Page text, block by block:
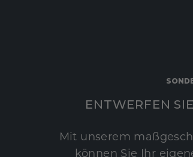
ENTWERFEN
Mit unserem
können Sie Ihr